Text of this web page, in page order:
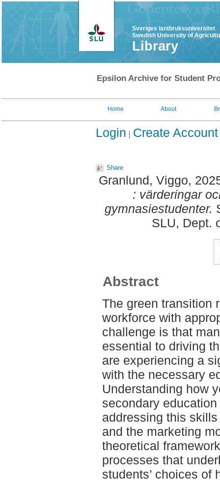
Sveriges lantbruksuniversitet
Swedish University of
Library
Epsilon Archive for Student
Home About
Login Create Account
Share
Granlund, Viggo,
: värderingar
gymnasiestudenter.
SLU, Dept.
Abstract
The green transition
workforce with
challenge is that
essential to driving
are experiencing a
with the necessary
Understanding how
secondary
addressing this
and the marketing
theoretical
processes that
students’ choices of